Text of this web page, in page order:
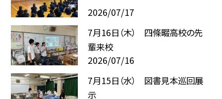
2026/07/17
7月16日（木） 四條畷高校の先
輩来校
2026/07/16
7月15日（水） 図書見本巡回展
示